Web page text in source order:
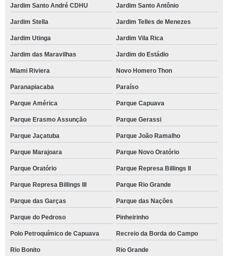
Jardim Santo André CDHU Jardim Santo Antônio
Jardim Stella Jardim Telles de Menezes
Jardim Utinga Jardim Vila Rica
Jardim das Maravilhas Jardim do Estádio
Miami Riviera Novo Homero Thon
Paranapiacaba Paraíso
Parque América Parque Capuava
Parque Erasmo Assunção Parque Gerassi
Parque Jaçatuba Parque João Ramalho
Parque Marajoara Parque Novo Oratório
Parque Oratório Parque Represa Billings II
Parque Represa Billings III Parque Rio Grande
Parque das Garças Parque das Nações
Parque do Pedroso Pinheirinho
Polo Petroquímico de Capuava Recreio da Borda do Campo
Rio Bonito Rio Grande